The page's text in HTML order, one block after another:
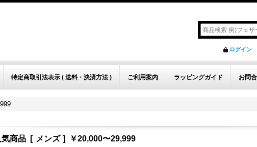
ログイン
特定商取引法表示 ( 送料・決済方法 ) ご利用案内 ラッピングガイド お問
気商品 [ メンズ ] ￥20,000〜29,999